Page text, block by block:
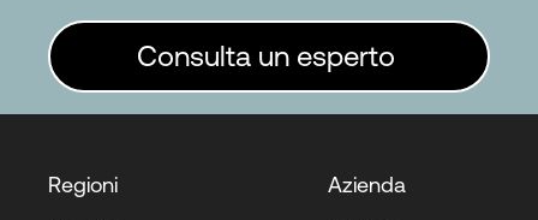
Consulta un esperto
Regioni Azienda